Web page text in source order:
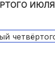
ИЮЛЯ